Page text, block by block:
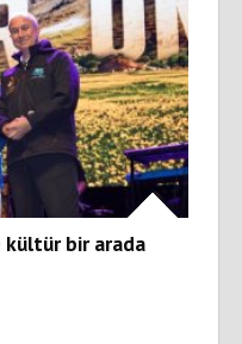
kültür bir arada